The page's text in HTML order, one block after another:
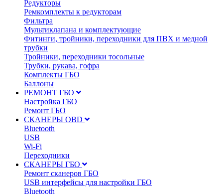
Редукторы
Ремкомплекты к редукторам
Фильтра
Мультиклапана и комплектующие
Фитинги, тройники, переходники для ПВХ и медной
трубки
Тройники, переходники тосольные
Трубки, рукава, гофра
Комплекты ГБО
Баллоны
РЕМОНТ ГБО
Настройка ГБО
Ремонт ГБО
СКАНЕРЫ OBD
Bluetooth
USB
Wi-Fi
Переходники
СКАНЕРЫ ГБО
Ремонт сканеров ГБО
USB интерфейсы для настройки ГБО
Bluetooth